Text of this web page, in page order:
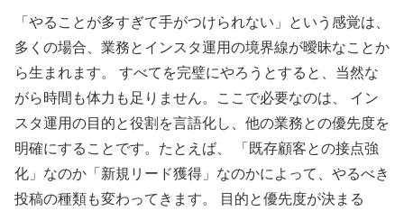
「やることが多すぎて手がつけられない」という感覚は、
多くの場合、業務とインスタ運用の境界線が曖昧なことか
ら生まれます。 すべてを完璧にやろうとすると、当然な
がら時間も体力も足りません。ここで必要なのは、 イン
スタ運用の目的と役割を言語化し、他の業務との優先度を
明確にすることです。たとえば、 「既存顧客との接点強
化」なのか「新規リード獲得」なのかによって、やるべき
投稿の種類も変わってきます。 目的と優先度が決まる